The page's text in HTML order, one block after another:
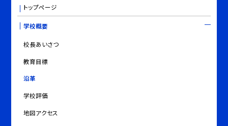
トップページ
学校概要
校長あいさつ
教育目標
沿革
学校評価
地図アクセス